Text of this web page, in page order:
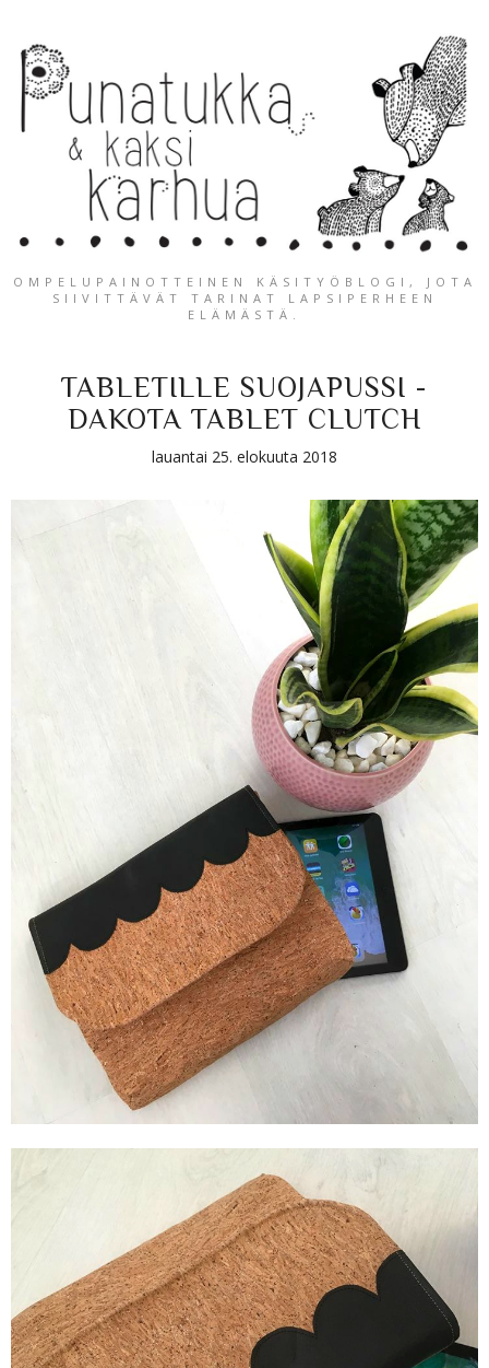
OMPELUPAINOTTEINEN KÄSITYÖBLOGI, JOTA
SIIVITTÄVÄT TARINAT LAPSIPERHEEN
ELÄMÄSTÄ.
TABLETILLE SUOJAPUSSI -
DAKOTA TABLET CLUTCH
lauantai 25. elokuuta 2018